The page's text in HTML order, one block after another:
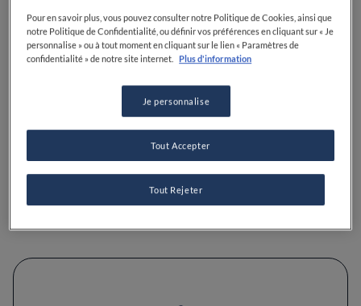
Parcourez nos restaurants triés sur le volet grâce à votre
TROUVER DES RESTAURANTS
Pour en savoir plus, vous pouvez consulter notre Politique de Cookies, ainsi que
notre Politique de Confidentialité, ou définir vos préférences en cliquant sur « Je
personnalise » ou à tout moment en cliquant sur le lien « Paramètres de
confidentialité » de notre site internet.
Plus d'information
Je personnalise
Tout Rejeter
Tout Accepter